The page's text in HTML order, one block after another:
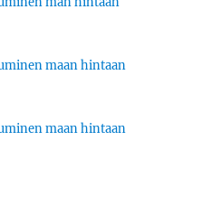
maan hintaan
maan hintaan